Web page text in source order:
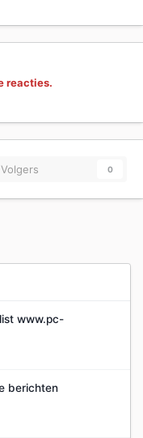
reacties.
Volgers 0
www.pc-
berichten